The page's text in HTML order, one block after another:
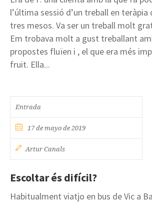
l’última sessió d’un treball en teràpia
tres mesos. Va ser un treball molt
Em trobava molt a gust treballant
propostes fluïen i , el que era més
fruit. Ella...
Entrada
17 de mayo de 2019
Artur Canals
Escoltar és difícil?
Habitualment viatjo en bus de Vic a